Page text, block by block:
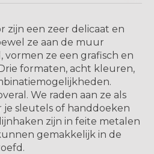
zijn een zeer delicaat en
ze aan de muur
ze een grafisch en
formaten, acht kleuren,
We raden aan ze als
je sleutels of handdoeken
zijn in feite metalen
gemakkelijk in de